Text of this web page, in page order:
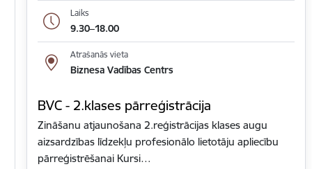
Laiks
9.30–18.00
Atrašanās vieta
Biznesa Vadības Centrs
BVC - 2.klases pārreģistrācija
Zināšanu atjaunošana 2.reģistrācijas klases augu
aizsardzības līdzekļu profesionālo lietotāju apliecību
pārreģistrēšanai Kursi…